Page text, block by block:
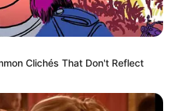
An Erection After +45
Clichés That Don't Reflect